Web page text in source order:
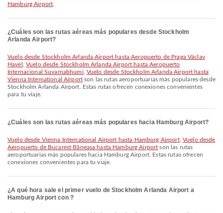
Hamburg Airport
¿Cuáles son las rutas aéreas más populares desde Stockholm
Arlanda Airport?
Vuelo desde Stockholm Arlanda Airport hasta Aeropuerto de Praga Václav
Havel
Vuelo desde Stockholm Arlanda Airport hasta Aeropuerto
Internacional Suvarnabhumi Vuelo desde Stockholm Arlanda Airport hasta
Vienna International Airportson las rutas aeroportuarias más populares desde
Stockholm Arlanda Airport. Estas rutas ofrecen conexiones convenientes
para tu viaje.
¿Cuáles son las rutas aéreas más populares hacia Hamburg Airport?
Vuelo desde Vienna International Airport hasta Hamburg Airport, Vuelo desde
Aeropuerto de Bucarest Băneasa hasta Hamburg Airport son las rutas
aeroportuarias más populares hacia Hamburg Airport. Estas rutas ofrecen
conexiones convenientes para tu viaje.
¿A qué hora sale el primer vuelo de Stockholm Arlanda Airport a
Hamburg Airport con ?